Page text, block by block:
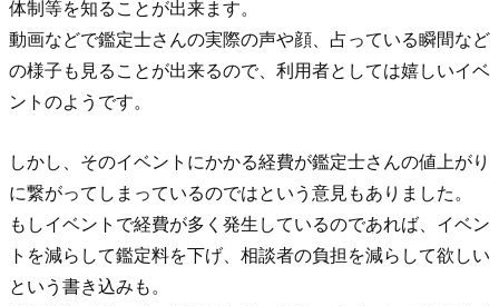
体制等を知ることが出来ます。
動画などで鑑定士さんの実際の声や顔、占っている瞬間など
の様子も見ることが出来るので、利用者としては嬉しいイベ
ントのようです。
しかし、そのイベントにかかる経費が鑑定士さんの値上がり
に繋がってしまっているのではという意見もありました。
もしイベントで経費が多く発生しているのであれば、イベン
トを減らして鑑定料を下げ、相談者の負担を減らして欲しい
という書き込みも。